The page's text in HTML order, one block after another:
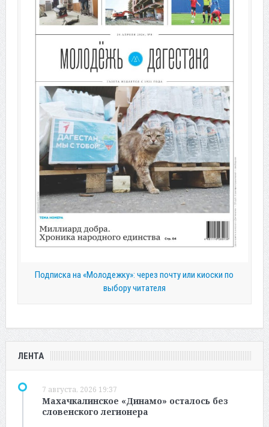
Подписка на «Молодежку»: через почту или киоски по
выбору читателя
ЛЕНТА
7 августа, 2026 19:37
Махачкалинское «Динамо» осталось без
словенского легионера